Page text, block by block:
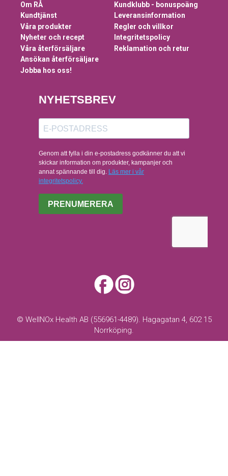
Om RÅ
Kundtjänst
Våra produkter
Nyheter och recept
Våra återförsäljare
Ansökan återförsäljare
Jobba hos oss!
Kundklubb - bonuspoäng
Leveransinformation
Regler och villkor
Integritetspolicy
Reklamation och retur
© WellNOx Health AB (556961-4489). Hagagatan 4, 602 15
Norrköping.